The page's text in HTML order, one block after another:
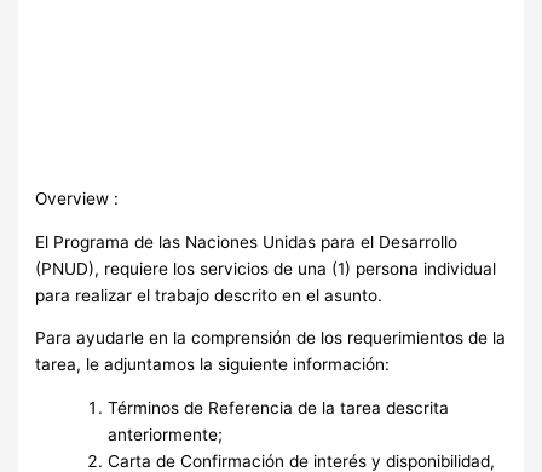
Overview :
El Programa de las Naciones Unidas para el Desarrollo
(PNUD), requiere los servicios de una (1) persona individual
para realizar el trabajo descrito en el asunto.
Para ayudarle en la comprensión de los requerimientos de la
tarea, le adjuntamos la siguiente información:
Términos de Referencia de la tarea descrita
anteriormente;
Carta de Confirmación de interés y disponibilidad,